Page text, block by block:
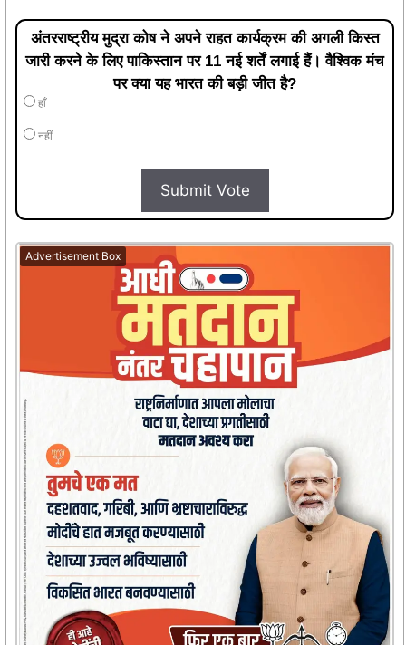
अंतरराष्ट्रीय मुद्रा कोष ने अपने राहत कार्यक्रम की अगली किस्त
जारी करने के लिए पाकिस्तान पर 11 नई शर्तें लगाई हैं। वैश्विक मंच
पर क्या यह भारत की बड़ी जीत है?
हाँ
नहीं
Submit Vote
Advertisement Box